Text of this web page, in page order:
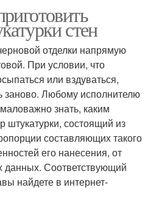
стен
отделки напрямую
При условии, что
или вздуваться,
заново. Любому исполнителю
знать, каким
штукатурки, состоящий из
составляющих такого
его нанесения, от
данных. Соответствующий
найдете в интернет-